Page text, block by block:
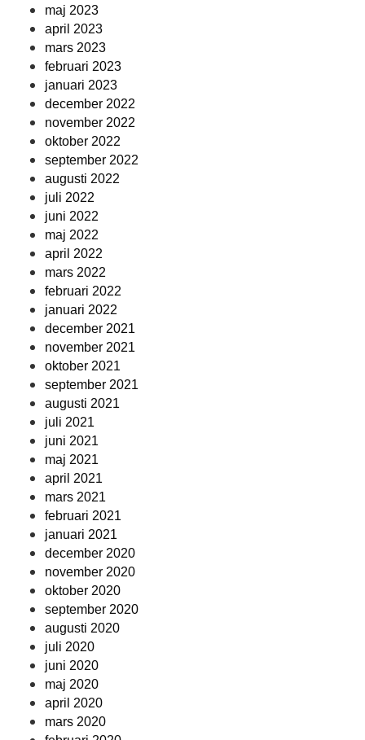
maj 2023
april 2023
mars 2023
februari 2023
januari 2023
december 2022
november 2022
oktober 2022
september 2022
augusti 2022
juli 2022
juni 2022
maj 2022
april 2022
mars 2022
februari 2022
januari 2022
december 2021
november 2021
oktober 2021
september 2021
augusti 2021
juli 2021
juni 2021
maj 2021
april 2021
mars 2021
februari 2021
januari 2021
december 2020
november 2020
oktober 2020
september 2020
augusti 2020
juli 2020
juni 2020
maj 2020
april 2020
mars 2020